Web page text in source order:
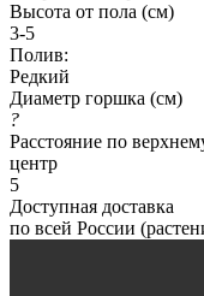
Высота от пола (см)
3-5
Полив:
Редкий
Диаметр горшка (см)
?
Расстояние по
центр
5
Доступная доставка
по всей России